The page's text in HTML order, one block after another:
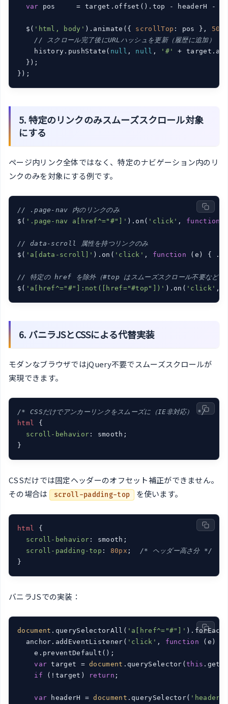
var pos     = target.offset().top - headerH -
  $(
'html, body' ).animate({ scrollTop : pos }, 500
// スクロール完了後にURLハッシュを更新（履歴に追加）
    history.pushState(
null , null , '#'
+
  });
});
5. 特定のリンクのみスムーズスクロール対象
にする
ページ内リンク全体ではなく、特定のナビゲーション内のリ
ンクのみを対象にする例です。
// .page-nav 内のリンクのみ
$( '.page-nav a[href^="#"]' ).on( 'click' , function
// data-scroll 属性を持つリンクのみ
$( 'a[data-scroll]' ).on( 'click' , function ( e ) {
// 特定の href を除外（#top はスムーズスクロール不要など）
$( 'a[href^="#"]:not([href="#top"])' ).on( 'click' ,
6. バニラJSとCSSによる代替実装
モダンなブラウザではjQuery不要でスムーズスクロールが
実現できます。
/* CSSだけでアンカーリンクをスムーズに（IE非対応） */
html
{
scroll-behavior : smooth;
}
CSSだけでは固定ヘッダーのオフセット補正ができません。
その場合は
scroll-padding-top を使います。
html
{
scroll-behavior : smooth;
scroll-padding-top : 80px ; /* ヘッダー高さ分 */
}
バニラJSでの実装：
document .querySelectorAll( 'a[href^="#"]'
  anchor.addEventListener(
'click' , function ( e )
    e.preventDefault();
var target = document .querySelector(this
if (!target) return ;
var headerH = document .querySelector( 'header'